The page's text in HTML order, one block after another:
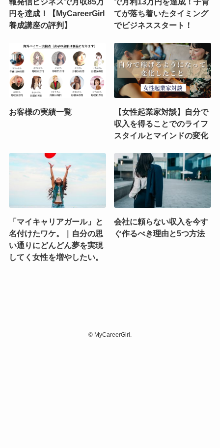
円を達成！【MyCareerGirl
養成講座の評判】
てが落ち着いたタイミング
でビジネススタート！
お客様の実績一覧
【女性起業家対談】自分で
収入を得ることでのライフ
スタイルとマインドの変化
「マイキャリアガール」と
名付けたワケ。｜自分の思
い通りにどんどん夢を実現
してく女性を増やしたい。
会社に頼らない収入を今す
ぐ作るべき理由と5つ方法
© MyCareerGirl.